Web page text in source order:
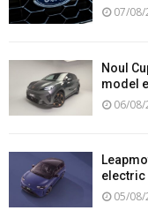
07/
Noul
model
06/
electric
05/